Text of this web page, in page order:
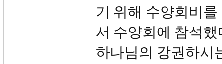
기 위해 수양회비
서 수양회에 참석
하나님의 강권하시